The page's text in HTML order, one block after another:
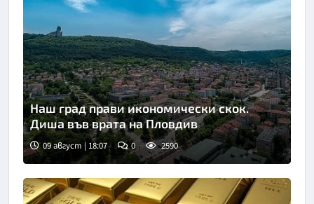
Наш град прави икономически скок.
Диша във врата на Пловдив
09 август | 18:07 0 2590